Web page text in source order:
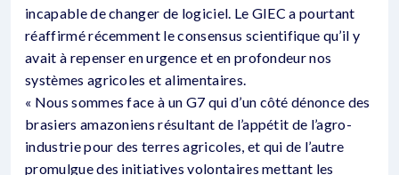
incapable de changer de logiciel. Le GIEC a pourtant
réaffirmé récemment le consensus scientifique qu’il y
avait à repenser en urgence et en profondeur nos
systèmes agricoles et alimentaires.
« Nous sommes face à un G7 qui d’un côté dénonce des
brasiers amazoniens résultant de l’appétit de l’agro-
industrie pour des terres agricoles, et qui de l’autre
promulgue des initiatives volontaires mettant les